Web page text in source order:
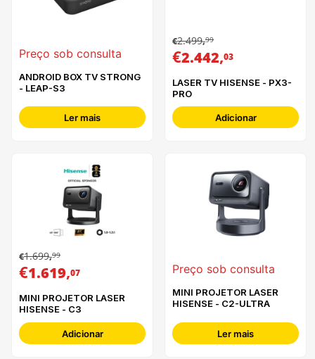
Preço sob consulta
ANDROID BOX TV STRONG
- LEAP-S3
Ler mais
€2.499,99
€2.442,03
LASER TV HISENSE - PX3-
PRO
Adicionar
€1.699,99
€1.619,07
MINI PROJETOR LASER
HISENSE - C3
Adicionar
Preço sob consulta
MINI PROJETOR LASER
HISENSE - C2-ULTRA
Ler mais